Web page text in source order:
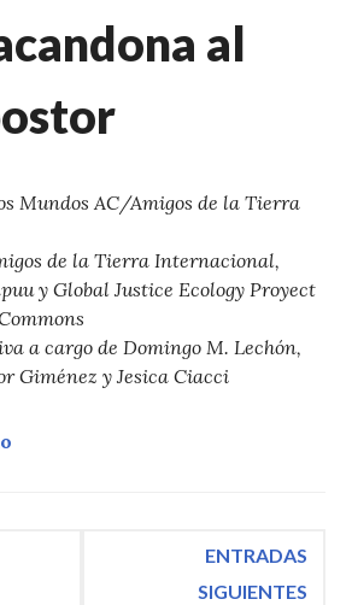
al
Mundos AC/Amigos de la Tierra
de la Tierra Internacional,
y Global Justice Ecology Proyect
a cargo de Domingo M. Lechón,
Giménez y Jesica Ciacci
ENTRADAS
SIGUIENTES